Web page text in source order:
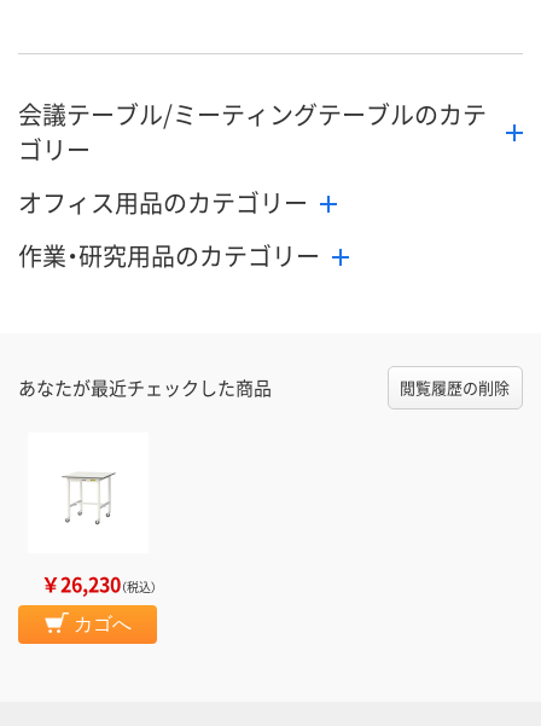
会議テーブル/ミーティングテーブルのカテ
ゴリー
オフィス用品のカテゴリー
作業・研究用品のカテゴリー
あなたが最近チェックした商品 閲覧履歴の削除
￥26,230（税込）
カゴへ